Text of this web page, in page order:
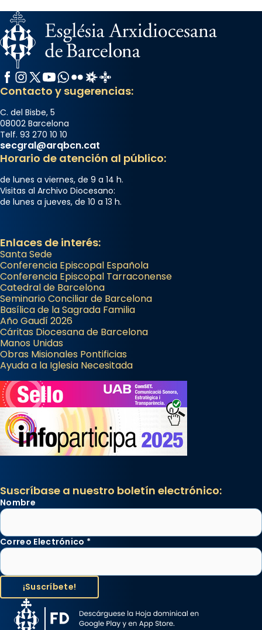
Facebook
Instagram
X / Twitter
YouTube
WhatsApp
FlickrRadio Estel
Catalunya Cristiana
Contacto y sugerencias:
C. del Bisbe, 5
08002 Barcelona
Telf. 93 270 10 10
secgral@arqbcn.cat
Horario de atención al público:
de lunes a viernes, de 9 a 14 h.
Visitas al Archivo Diocesano:
de lunes a jueves, de 10 a 13 h.
Enlaces de interés:
Santa Sede
Conferencia Episcopal Española
Conferencia Episcopal Tarraconense
Catedral de Barcelona
Seminario Conciliar de Barcelona
Basílica de la Sagrada Familia
Año Gaudí 2026
Cáritas Diocesana de Barcelona
Manos Unidas
Obras Misionales Pontificias
Ayuda a la Iglesia Necesitada
Suscríbase a nuestro boletín electrónico:
Nombre
Correo Electrónico *